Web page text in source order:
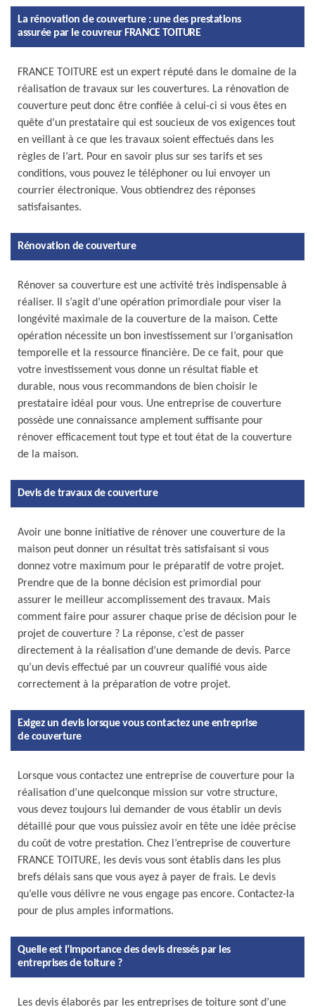
La rénovation de couverture : une des prestations
assurée par le couvreur FRANCE TOITURE
FRANCE TOITURE est un expert réputé dans le domaine de la
réalisation de travaux sur les couvertures. La rénovation de
couverture peut donc être confiée à celui-ci si vous êtes en
quête d’un prestataire qui est soucieux de vos exigences tout
en veillant à ce que les travaux soient effectués dans les
règles de l’art. Pour en savoir plus sur ses tarifs et ses
conditions, vous pouvez le téléphoner ou lui envoyer un
courrier électronique. Vous obtiendrez des réponses
satisfaisantes.
Rénovation de couverture
Rénover sa couverture est une activité très indispensable à
réaliser. Il s’agit d’une opération primordiale pour viser la
longévité maximale de la couverture de la maison. Cette
opération nécessite un bon investissement sur l’organisation
temporelle et la ressource financière. De ce fait, pour que
votre investissement vous donne un résultat fiable et
durable, nous vous recommandons de bien choisir le
prestataire idéal pour vous. Une entreprise de couverture
possède une connaissance amplement suffisante pour
rénover efficacement tout type et tout état de la couverture
de la maison.
Devis de travaux de couverture
Avoir une bonne initiative de rénover une couverture de la
maison peut donner un résultat très satisfaisant si vous
donnez votre maximum pour le préparatif de votre projet.
Prendre que de la bonne décision est primordial pour
assurer le meilleur accomplissement des travaux. Mais
comment faire pour assurer chaque prise de décision pour le
projet de couverture ? La réponse, c’est de passer
directement à la réalisation d’une demande de devis. Parce
qu’un devis effectué par un couvreur qualifié vous aide
correctement à la préparation de votre projet.
Exigez un devis lorsque vous contactez une entreprise
de couverture
Lorsque vous contactez une entreprise de couverture pour la
réalisation d’une quelconque mission sur votre structure,
vous devez toujours lui demander de vous établir un devis
détaillé pour que vous puissiez avoir en tête une idée précise
du coût de votre prestation. Chez l’entreprise de couverture
FRANCE TOITURE, les devis vous sont établis dans les plus
brefs délais sans que vous ayez à payer de frais. Le devis
qu’elle vous délivre ne vous engage pas encore. Contactez-la
pour de plus amples informations.
Quelle est l’importance des devis dressés par les
entreprises de toiture ?
Les devis élaborés par les entreprises de toiture sont d’une